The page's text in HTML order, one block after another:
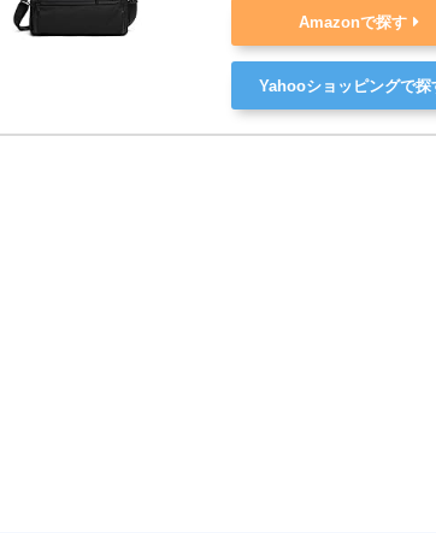
Amazonで探す
Yahooショッピングで探